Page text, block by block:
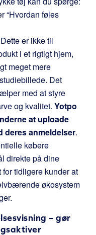
“Hvordan føles
Dette er ikke til
i et rigtigt hjem,
meget mere
Det
med at styre
og kvalitet. Yotpo
at uploade
deres anmeldelser.
købere
direkte på dine
tidligere kunder at
økosystem
– gør